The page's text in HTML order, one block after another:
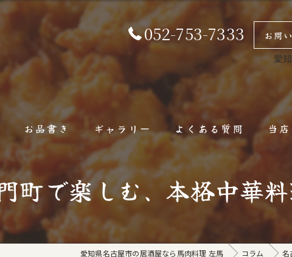
052-753-7333 お問
愛
お品書き ギャラリー よくある質問 当
馬刺
町で楽しむ、本格中華
愛知県名古屋市の居酒屋なら馬肉料理 左馬 コラム 名